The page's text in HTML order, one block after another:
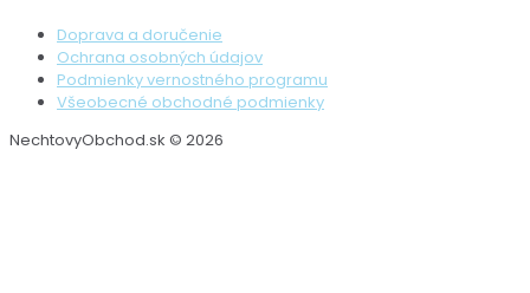
Doprava a doručenie
Ochrana osobných údajov
Podmienky vernostného programu
Všeobecné obchodné podmienky
NechtovyObchod.sk © 2026